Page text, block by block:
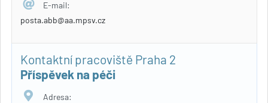
E-mail:
posta.abb@aa.mpsv.cz
Kontaktní pracoviště Praha 2
Příspěvek na péči
Adresa: